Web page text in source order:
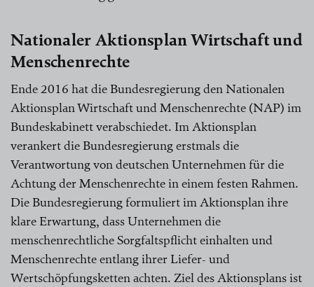
Nationaler Aktionsplan Wirtschaft und
Menschenrechte
Ende 2016 hat die Bundesregierung den Nationalen
Aktionsplan Wirtschaft und Menschenrechte (NAP) im
Bundeskabinett verabschiedet. Im Aktionsplan
verankert die Bundesregierung erstmals die
Verantwortung von deutschen Unternehmen für die
Achtung der Menschenrechte in einem festen Rahmen.
Die Bundesregierung formuliert im Aktionsplan ihre
klare Erwartung, dass Unternehmen die
menschenrechtliche Sorgfaltspflicht einhalten und
Menschenrechte entlang ihrer Liefer- und
Wertschöpfungsketten achten. Ziel des Aktionsplans ist